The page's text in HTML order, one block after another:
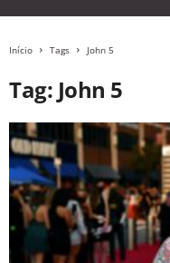
Início Tags John 5
Tag: John 5